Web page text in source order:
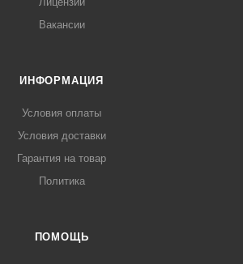
Вакансии
ИНФОРМАЦИЯ
Условия оплаты
Условия доставки
Гарантия на товар
Политика
ПОМОЩЬ